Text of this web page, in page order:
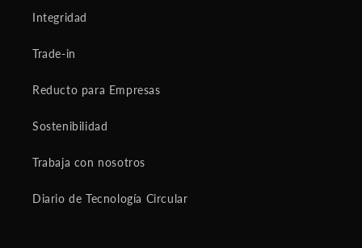
Integridad
Trade-in
Reducto para Empresas
Sostenibilidad
Trabaja con nosotros
Diario de Tecnología Circular